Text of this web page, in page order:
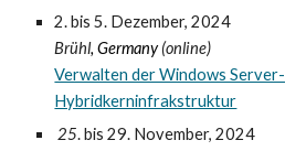
2.bis 5. Dezember, 2024
Brühl, Germany(online)
Verwalten der Windows Server-
Hybridkerninfrakstruktur
25. bis29. November, 2024